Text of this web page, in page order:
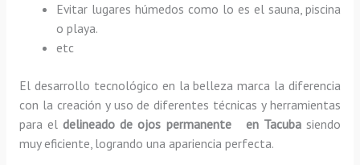
Evitar lugares húmedos como lo es el sauna, piscina
o playa.
etc
El desarrollo tecnológico en la belleza marca la diferencia
con la creación y uso de diferentes técnicas y herramientas
para eldelineado de ojos permanente en Tacuba siendo
muy eficiente, logrando una apariencia perfecta.